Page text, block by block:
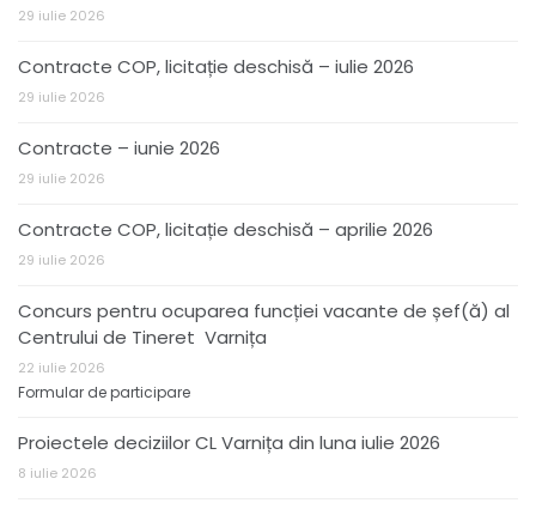
29 iulie 2026
Contracte COP, licitație deschisă – iulie 2026
29 iulie 2026
Contracte – iunie 2026
29 iulie 2026
Contracte COP, licitație deschisă – aprilie 2026
29 iulie 2026
Concurs pentru ocuparea funcției vacante de șef(ă) al
Centrului de Tineret Varnița
22 iulie 2026
Formular de participare
Proiectele deciziilor CL Varnița din luna iulie 2026
8 iulie 2026